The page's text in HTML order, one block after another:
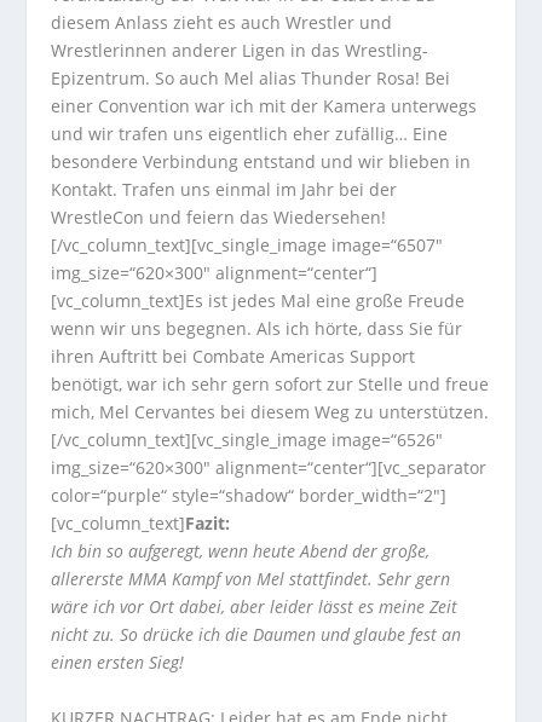
diesem Anlass zieht es auch Wrestler und
Wrestlerinnen anderer Ligen in das Wrestling-
Epizentrum. So auch Mel alias Thunder Rosa! Bei
einer Convention war ich mit der Kamera unterwegs
und wir trafen uns eigentlich eher zufällig… Eine
besondere Verbindung entstand und wir blieben in
Kontakt. Trafen uns einmal im Jahr bei der
WrestleCon und feiern das Wiedersehen!
[/vc_column_text][vc_single_image image=“6507″
img_size=“620×300″ alignment=“center“]
[vc_column_text]Es ist jedes Mal eine große Freude
wenn wir uns begegnen. Als ich hörte, dass Sie für
ihren Auftritt bei Combate Americas Support
benötigt, war ich sehr gern sofort zur Stelle und freue
mich, Mel Cervantes bei diesem Weg zu unterstützen.
[/vc_column_text][vc_single_image image=“6526″
img_size=“620×300″ alignment=“center“][vc_separator
color=“purple“ style=“shadow“ border_width=“2″]
[vc_column_text]Fazit:
Ich bin so aufgeregt, wenn heute Abend der große,
allererste MMA Kampf von Mel stattfindet. Sehr gern
wäre ich vor Ort dabei, aber leider lässt es meine Zeit
nicht zu. So drücke ich die Daumen und glaube fest an
einen ersten Sieg!